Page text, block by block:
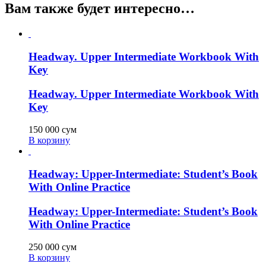
Вам также будет интересно…
Headway. Upper Intermediate Workbook With
Key
Headway. Upper Intermediate Workbook With
Key
150 000 сум
В корзину
Headway: Upper-Intermediate: Student’s Book
With Online Practice
Headway: Upper-Intermediate: Student’s Book
With Online Practice
250 000 сум
В корзину